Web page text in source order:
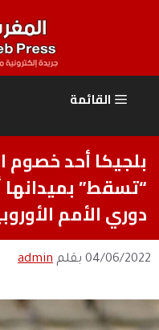
القائمة
بلجيكا أحد خصوم
دوري الأمم
04/06/2022 بقلم admin